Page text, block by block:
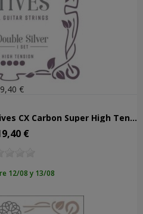
€
Juego Knobloch Clásica Actives CX Carbon Super High Tension 600ADC
€
12/08 y 13/08